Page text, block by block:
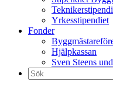
Yrkesstipendiet
Fonder
Hjälpkassan
Sven Steens
Sök
efter: